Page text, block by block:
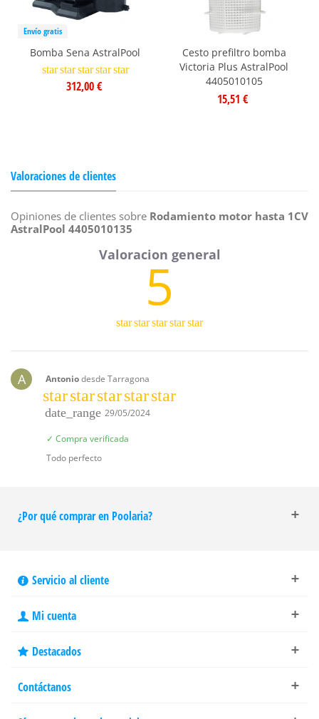
Envío gratis
Bomba Sena AstralPool
star star star star star
312,00 €
Cesto prefiltro bomba
Victoria Plus AstralPool
4405010105
15,51 €
Valoraciones de clientes
Opiniones de clientes sobre Rodamiento motor hasta 1CV
AstralPool 4405010135
5
starstarstarstarstar
A Antoniodesde Tarragona
starstarstarstarstar
date_range 29/05/2024
✓ Compra verificada
Todo perfecto
¿Por qué comprar en Poolaria?
Servicio al cliente
Mi cuenta
Destacados
Contáctanos